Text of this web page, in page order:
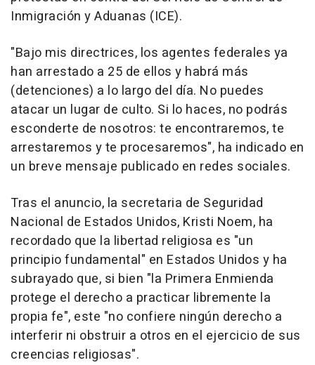
Inmigración y Aduanas (ICE).
"Bajo mis directrices, los agentes federales ya
han arrestado a 25 de ellos y habrá más
(detenciones) a lo largo del día. No puedes
atacar un lugar de culto. Si lo haces, no podrás
esconderte de nosotros: te encontraremos, te
arrestaremos y te procesaremos", ha indicado en
un breve mensaje publicado en redes sociales.
Tras el anuncio, la secretaria de Seguridad
Nacional de Estados Unidos, Kristi Noem, ha
recordado que la libertad religiosa es "un
principio fundamental" en Estados Unidos y ha
subrayado que, si bien "la Primera Enmienda
protege el derecho a practicar libremente la
propia fe", este "no confiere ningún derecho a
interferir ni obstruir a otros en el ejercicio de sus
creencias religiosas".